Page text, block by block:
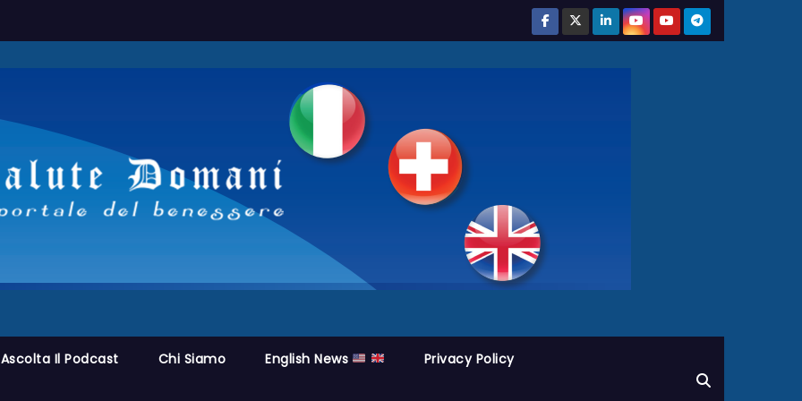
Ascolta Il Podcast Chi Siamo English News Privacy Policy